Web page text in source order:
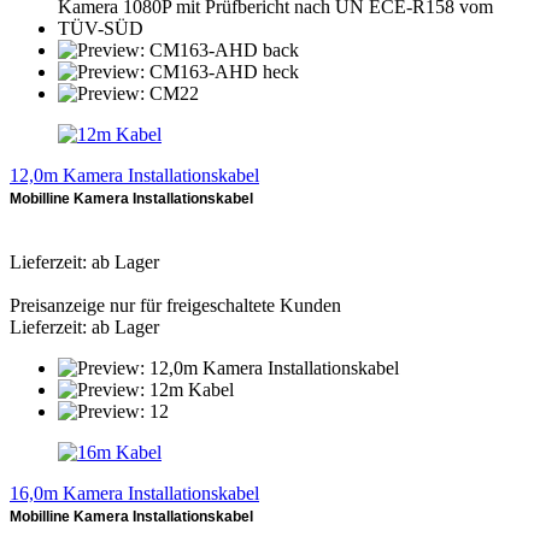
12,0m Kamera Installationskabel
Mobilline Kamera Installationskabel
Lieferzeit: ab Lager
Preisanzeige nur für freigeschaltete Kunden
Lieferzeit: ab Lager
16,0m Kamera Installationskabel
Mobilline Kamera Installationskabel